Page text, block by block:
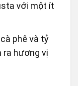
với một ít
phê và tỷ
ra hương vị